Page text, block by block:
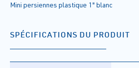
Mini persiennes plastique 1" blanc
SPÉCIFICATIONS DU PRODUIT